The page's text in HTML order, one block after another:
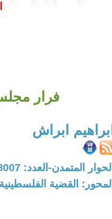
فرار
ابراهيم ابراش
الحوار المتمدن-العدد: 8007 - 2024 / 6 / 13 - 16:13
المحور: القضية الفلسطينية